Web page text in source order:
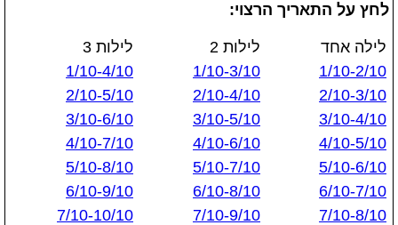
לחץ על התאריך הרצוי:
לילה אחד לילות 2
לילות 3
1/10-2/10
1/10-3/10
1/10-4/10
2/10-3/10
2/10-4/10
2/10-5/10
3/10-4/10
3/10-5/10
3/10-6/10
4/10-5/10
4/10-6/10
4/10-7/10
5/10-6/10
5/10-7/10
5/10-8/10
6/10-7/10
6/10-8/10
6/10-9/10
7/10-8/10
7/10-9/10
7/10-10/10